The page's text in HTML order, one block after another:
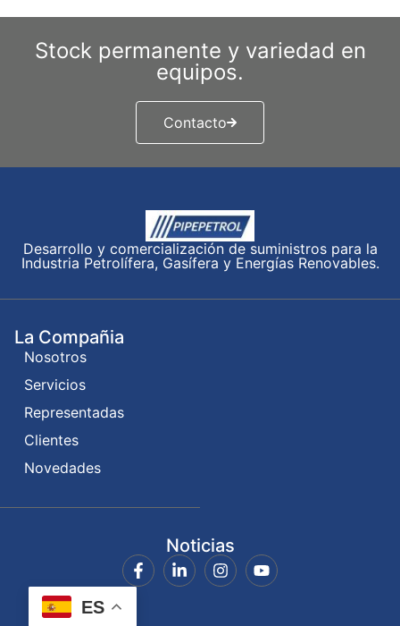
Stock permanente y variedad en
equipos.
Contacto
Desarrollo y comercialización de suministros para la
Industria Petrolífera, Gasífera y Energías Renovables.
La Compañia
Nosotros
Servicios
Representadas
Clientes
Novedades
Noticias
ES